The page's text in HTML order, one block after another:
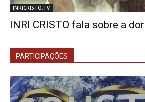
INRICRISTO.TV
INRI CRISTO fala sobre a dor
PARTICIPAÇÕES